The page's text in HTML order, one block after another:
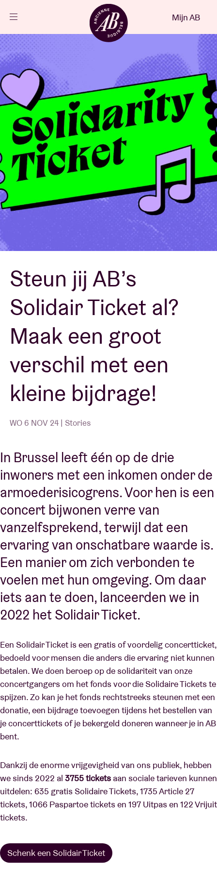
NL
Agenda
Projecten
Nieuws
Bezoekersinfo
AB ❤ you
Zaalhuur
BRDCST
ABtv
Concertcheque
Over AB
Contact
Mijn AB
Steun jij AB’s
Solidair Ticket al?
Maak een groot
verschil met een
kleine bijdrage!
WO 6 NOV 24 | Stories
In Brussel leeft één op de drie
inwoners met een inkomen onder de
armoederisicogrens. Voor hen is een
concert bijwonen verre van
vanzelfsprekend, terwijl dat een
ervaring van onschatbare waarde is.
Een manier om zich verbonden te
voelen met hun omgeving. Om daar
iets aan te doen, lanceerden we in
2022 hetSolidair Ticket.
Een Solidair Ticket is een gratis of voordelig concertticket,
bedoeld voor mensen die anders die ervaring niet kunnen
betalen. We doen beroep op de solidariteit van onze
concertgangers om het fonds voor die Solidaire Tickets te
spijzen. Zo kan je het fonds rechtstreeks steunen met een
donatie, een bijdrage toevoegen tijdens het bestellen van
je concerttickets of je bekergeld doneren wanneer je in AB
bent.
Dankzij de enorme vrijgevigheid van ons publiek, hebben
we sinds 2022 al 3755tickets aan sociale tarieven kunnen
uitdelen: 635 gratis Solidaire Tickets, 1735 Article 27
tickets, 1066 Paspartoe tickets en 197 Uitpas en 122 Vrijuit
tickets.
Schenk een Solidair Ticket